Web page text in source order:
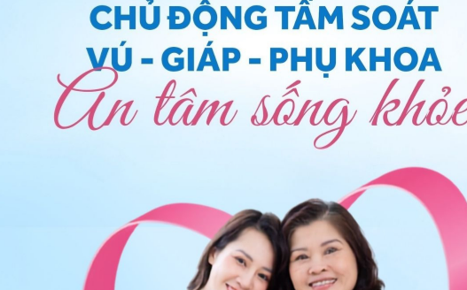
Động tác Leg Lifts
on an Exercise Ball
chân vô cùng hiệu quả. Nó cũng là
bài tập chân mông tại nhà
cơ mông
, hông và đùi. Động tác này bắt chước máy đạp đùi
nhưng dễ hơn vì người tập dùng chính trọng lượng cơ thể mình
bóng xuống, hạ chân về phía trước cho đến khi bạn ngồi ở tư
bám vào tường để giữ thăng bằng (nếu cần).